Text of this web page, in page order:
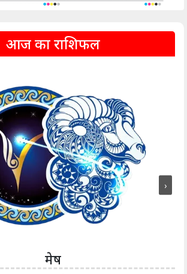
आज का राशिफल
मेष
›